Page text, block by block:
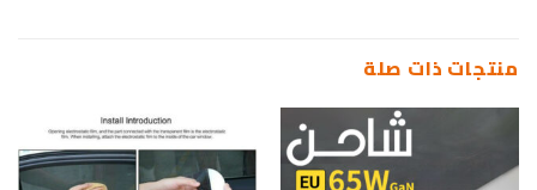
منتجات ذات صلة